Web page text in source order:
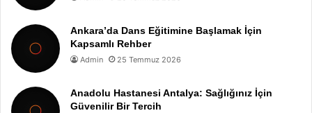
Ankara’da Dans Eğitimine Başlamak İçin
Kapsamlı Rehber
Admin 25 Temmuz 2026
Anadolu Hastanesi Antalya: Sağlığınız İçin
Güvenilir Bir Tercih